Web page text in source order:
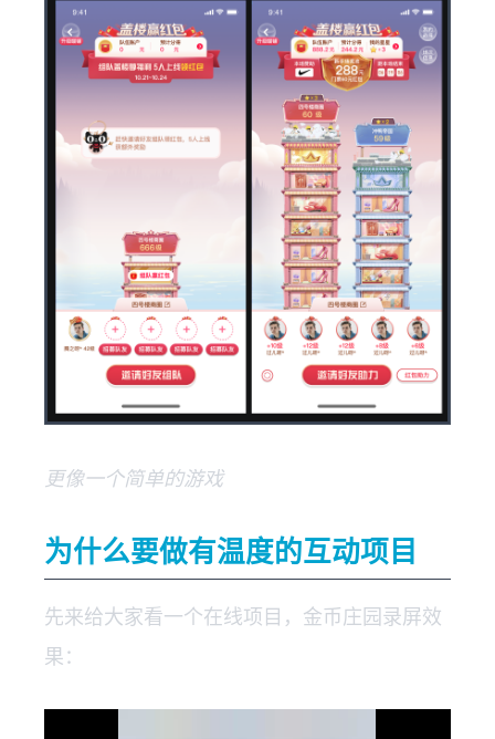
更像一个简单的游戏
为什么要做有温度的互动项目
先来给大家看一个在线项目，金币庄园录屏效
果：